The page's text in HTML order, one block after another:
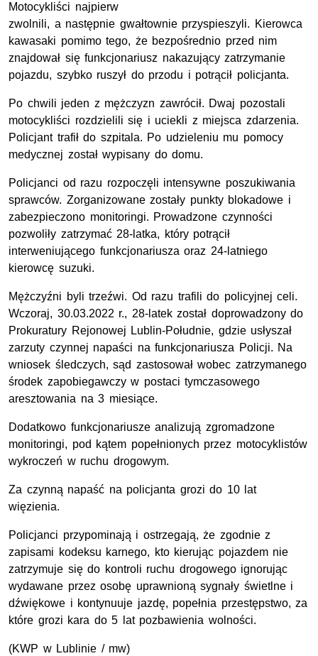
Motocykliści najpierw
zwolnili, a następnie gwałtownie przyspieszyli. Kierowca
kawasaki pomimo tego, że bezpośrednio przed nim
znajdował się funkcjonariusz nakazujący zatrzymanie
pojazdu, szybko ruszył do przodu i potrącił policjanta.
Po chwili jeden z mężczyzn zawrócił. Dwaj pozostali
motocykliści rozdzielili się i uciekli z miejsca zdarzenia.
Policjant trafił do szpitala. Po udzieleniu mu pomocy
medycznej został wypisany do domu.
Policjanci od razu rozpoczęli intensywne poszukiwania
sprawców. Zorganizowane zostały punkty blokadowe i
zabezpieczono monitoringi. Prowadzone czynności
pozwoliły zatrzymać 28-latka, który potrącił
interweniującego funkcjonariusza oraz 24-latniego
kierowcę suzuki.
Mężczyźni byli trzeźwi. Od razu trafili do policyjnej celi.
Wczoraj, 30.03.2022 r., 28-latek został doprowadzony do
Prokuratury Rejonowej Lublin-Południe, gdzie usłyszał
zarzuty czynnej napaści na funkcjonariusza Policji. Na
wniosek śledczych, sąd zastosował wobec zatrzymanego
środek zapobiegawczy w postaci tymczasowego
aresztowania na 3 miesiące.
Dodatkowo funkcjonariusze analizują zgromadzone
monitoringi, pod kątem popełnionych przez motocyklistów
wykroczeń w ruchu drogowym.
Za czynną napaść na policjanta grozi do 10 lat
więzienia.
Policjanci przypominają i ostrzegają, że zgodnie z
zapisami kodeksu karnego, kto kierując pojazdem nie
zatrzymuje się do kontroli ruchu drogowego ignorując
wydawane przez osobę uprawnioną sygnały świetlne i
dźwiękowe i kontynuuje jazdę, popełnia przestępstwo, za
które grozi kara do 5 lat pozbawienia wolności.
(KWP w Lublinie / mw)